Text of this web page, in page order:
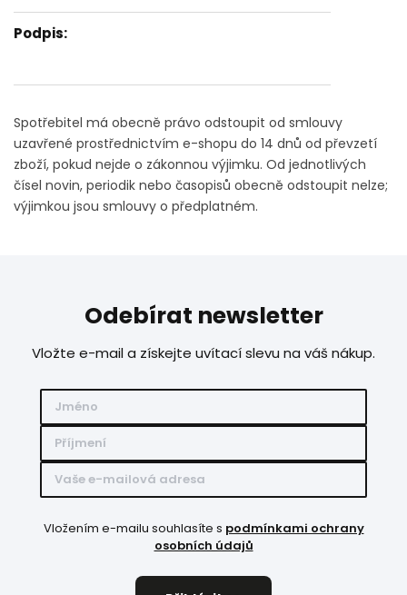
Podpis:
Spotřebitel má obecně právo odstoupit od smlouvy
uzavřené prostřednictvím e-shopu do 14 dnů od převzetí
zboží, pokud nejde o zákonnou výjimku. Od jednotlivých
čísel novin, periodik nebo časopisů obecně odstoupit nelze;
výjimkou jsou smlouvy o předplatném.
Odebírat newsletter
Vložte e-mail a získejte uvítací slevu na váš nákup.
Vložením e-mailu souhlasíte s podmínkami ochrany
osobních údajů